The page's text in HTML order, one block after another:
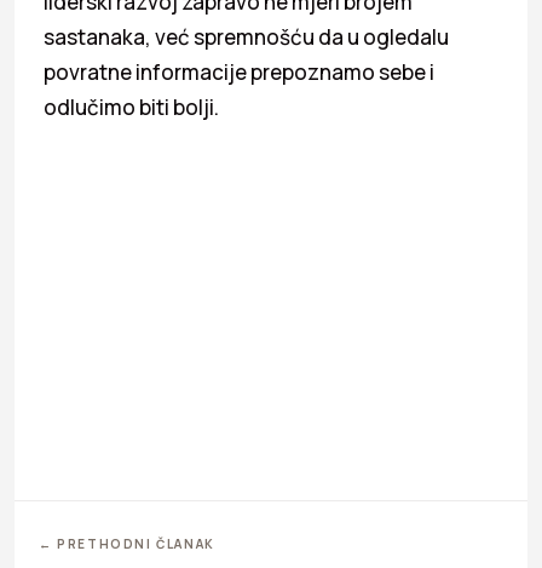
sastanaka, već spremnošću da u ogledalu
povratne informacije prepoznamo sebe i
odlučimo biti bolji.
← PRETHODNI ČLANAK